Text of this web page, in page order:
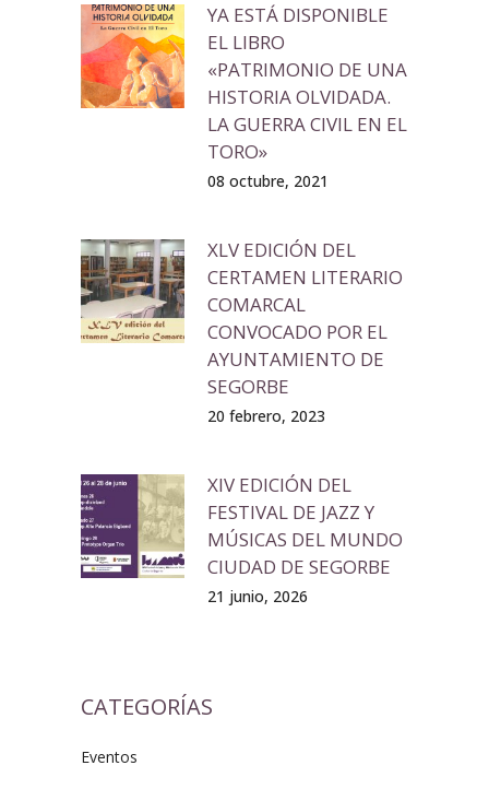
YA ESTÁ DISPONIBLE
EL LIBRO
«PATRIMONIO DE UNA
HISTORIA OLVIDADA.
LA GUERRA CIVIL EN EL
TORO»
08 octubre, 2021
XLV EDICIÓN DEL
CERTAMEN LITERARIO
COMARCAL
CONVOCADO POR EL
AYUNTAMIENTO DE
SEGORBE
20 febrero, 2023
XIV EDICIÓN DEL
FESTIVAL DE JAZZ Y
MÚSICAS DEL MUNDO
CIUDAD DE SEGORBE
21 junio, 2026
CATEGORÍAS
Eventos